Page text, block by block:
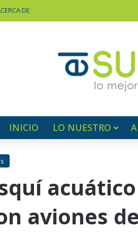
DE
INICIO LO NUESTRO
aviones